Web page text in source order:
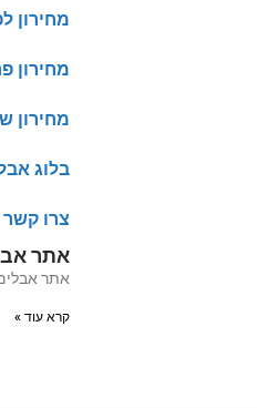
מחירון
מחירון
מחירון
בלוג
צרו קשר
אתר
אתר אבלים נחשב
קרא עוד »